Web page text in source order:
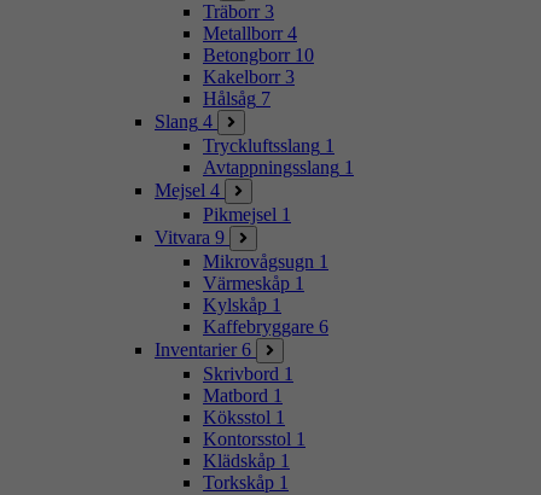
Träborr 3
Metallborr 4
Betongborr 10
Kakelborr 3
Hålsåg 7
Slang 4
Tryckluftsslang 1
Avtappningsslang 1
Mejsel 4
Pikmejsel 1
Vitvara 9
Mikrovågsugn 1
Värmeskåp 1
Kylskåp 1
Kaffebryggare 6
Inventarier 6
Skrivbord 1
Matbord 1
Köksstol 1
Kontorsstol 1
Klädskåp 1
Torkskåp 1